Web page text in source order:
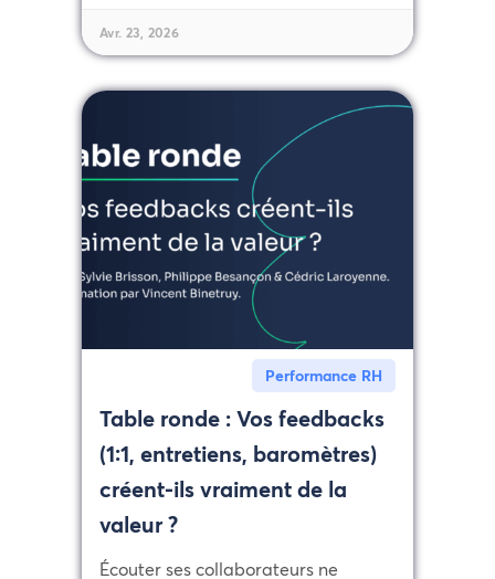
Avr. 23, 2026
Performance RH
Table ronde : Vos feedbacks
(1:1, entretiens, baromètres)
créent-ils vraiment de la
valeur ?
Écouter ses collaborateurs ne